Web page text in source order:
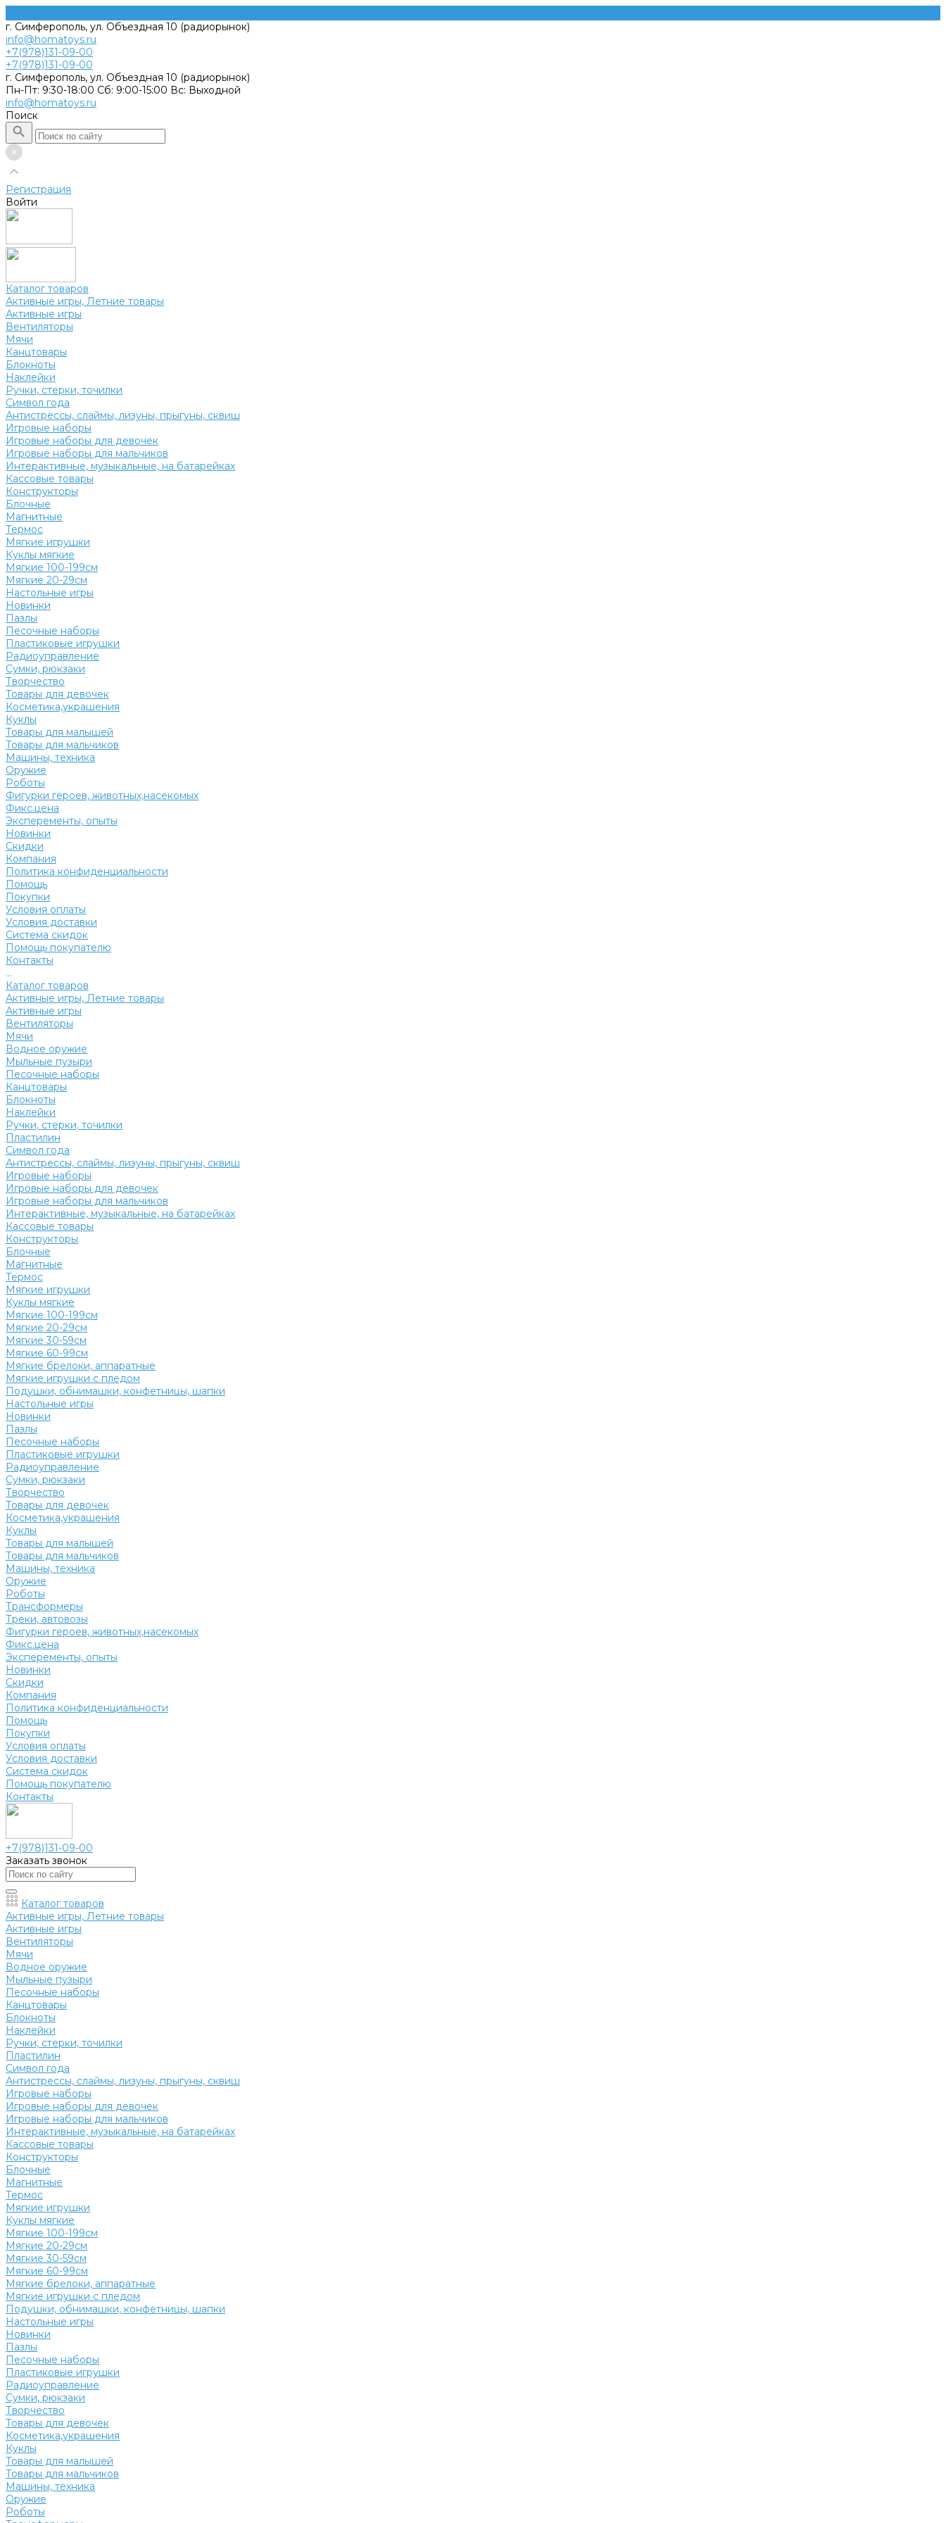
г. Симферополь, ул. Объездная 10 (радиорынок)
info@homatoys.ru
+7(978)131-09-00
+7(978)131-09-00
г. Симферополь, ул. Объездная 10 (радиорынок)
Пн-Пт: 9:30-18:00 Cб: 9:00-15:00 Вс: Выходной
info@homatoys.ru
Поиск
Регистрация
Войти
Каталог товаров
Активные игры, Летние товары
Активные игры
Вентиляторы
Мячи
Канцтовары
Блокноты
Наклейки
Ручки, стерки, точилки
Символ года
Антистрессы, слаймы, лизуны, прыгуны, сквиш
Игровые наборы
Игровые наборы для девочек
Игровые наборы для мальчиков
Интерактивные, музыкальные, на батарейках
Кассовые товары
Конструкторы
Блочные
Магнитные
Термос
Мягкие игрушки
Куклы мягкие
Мягкие 100-199см
Мягкие 20-29см
Настольные игры
Новинки
Пазлы
Песочные наборы
Пластиковые игрушки
Радиоуправление
Сумки, рюкзаки
Творчество
Товары для девочек
Косметика,украшения
Куклы
Товары для малышей
Товары для мальчиков
Машины, техника
Оружие
Роботы
Фигурки героев, животных,насекомых
Фикс.цена
Эксперементы, опыты
Новинки
Скидки
Компания
Политика конфиденциальности
Помощь
Покупки
Условия оплаты
Условия доставки
Система скидок
Помощь покупателю
Контакты
...
Каталог товаров
Активные игры, Летние товары
Активные игры
Вентиляторы
Мячи
Водное оружие
Мыльные пузыри
Песочные наборы
Канцтовары
Блокноты
Наклейки
Ручки, стерки, точилки
Пластилин
Символ года
Антистрессы, слаймы, лизуны, прыгуны, сквиш
Игровые наборы
Игровые наборы для девочек
Игровые наборы для мальчиков
Интерактивные, музыкальные, на батарейках
Кассовые товары
Конструкторы
Блочные
Магнитные
Термос
Мягкие игрушки
Куклы мягкие
Мягкие 100-199см
Мягкие 20-29см
Мягкие 30-59см
Мягкие 60-99см
Мягкие брелоки, аппаратные
Мягкие игрушки с пледом
Подушки, обнимашки, конфетницы, шапки
Настольные игры
Новинки
Пазлы
Песочные наборы
Пластиковые игрушки
Радиоуправление
Сумки, рюкзаки
Творчество
Товары для девочек
Косметика,украшения
Куклы
Товары для малышей
Товары для мальчиков
Машины, техника
Оружие
Роботы
Трансформеры
Треки, автовозы
Фигурки героев, животных,насекомых
Фикс.цена
Эксперементы, опыты
Новинки
Скидки
Компания
Политика конфиденциальности
Помощь
Покупки
Условия оплаты
Условия доставки
Система скидок
Помощь покупателю
Контакты
+7(978)131-09-00
Заказать звонок
Каталог товаров
Активные игры, Летние товары
Активные игры
Вентиляторы
Мячи
Водное оружие
Мыльные пузыри
Песочные наборы
Канцтовары
Блокноты
Наклейки
Ручки, стерки, точилки
Пластилин
Символ года
Антистрессы, слаймы, лизуны, прыгуны, сквиш
Игровые наборы
Игровые наборы для девочек
Игровые наборы для мальчиков
Интерактивные, музыкальные, на батарейках
Кассовые товары
Конструкторы
Блочные
Магнитные
Термос
Мягкие игрушки
Куклы мягкие
Мягкие 100-199см
Мягкие 20-29см
Мягкие 30-59см
Мягкие 60-99см
Мягкие брелоки, аппаратные
Мягкие игрушки с пледом
Подушки, обнимашки, конфетницы, шапки
Настольные игры
Новинки
Пазлы
Песочные наборы
Пластиковые игрушки
Радиоуправление
Сумки, рюкзаки
Творчество
Товары для девочек
Косметика,украшения
Куклы
Товары для малышей
Товары для мальчиков
Машины, техника
Оружие
Роботы